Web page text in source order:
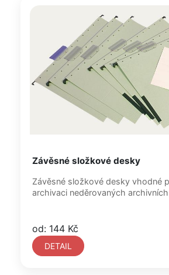
Závěsné složkové desky
Závěsné složkové desky vhodné
archivaci neděrovaných
od: 144 Kč
DETAIL